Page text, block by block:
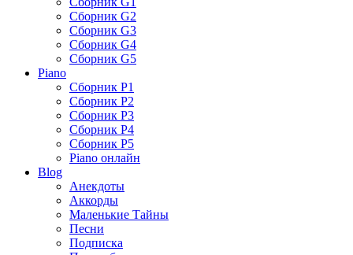
Сборник G2
Сборник G3
Сборник G4
Сборник G5
Piano
Сборник P1
Сборник P2
Сборник P3
Сборник P4
Сборник P5
Piano онлайн
Blog
Анекдоты
Аккорды
Маленькие Тайны
Песни
Подписка